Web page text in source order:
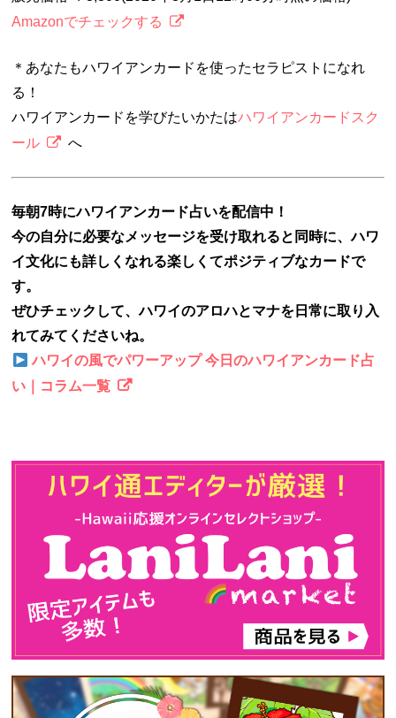
Amazonでチェックする
＊あなたもハワイアンカードを使ったセラピストになれ
る！
ハワイアンカードを学びたいかたはハワイアンカードスク
ール
へ
毎朝7時にハワイアンカード占いを配信中！
今の自分に必要なメッセージを受け取れると同時に、ハワ
イ文化にも詳しくなれる楽しくてポジティブなカードで
す。
ぜひチェックして、ハワイのアロハとマナを日常に取り入
れてみてくださいね。
ハワイの風でパワーアップ 今日のハワイアンカード占
い｜コラム一覧